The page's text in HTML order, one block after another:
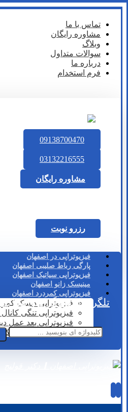
تماس با ما
مشاوره رایگان
وبلاگ
سوالات متداول
درباره ما
فرم استخدام
09138700470
03132216555
مشاوره رایگان
رزرو نوبت
فیزیوتراپی در اصفهان
پارگی رباط صلیبی اصفهان
فیزیوتراپی سیاتیک اصفهان
مینیسک زانو اصفهان
فیزیوتراپی کمردرد اصفهان
فیزیوتراپی دیسک
فیزیوتراپی تنگی
فیزیوتراپی بعد عمل
لیزر درمانی دیسک
تلگرام اینستاگرام واتساپ